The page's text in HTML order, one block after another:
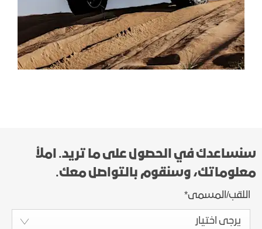
سنساعدك في الحصول على ما تريد. املأ
معلوماتك، وسنقوم بالتواصل معك.
اللقب/المسمى*
يرجى اختيار